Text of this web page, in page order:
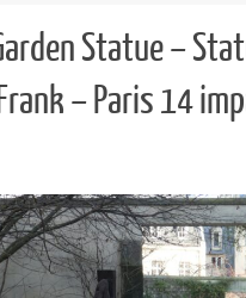
Statue –
– Paris 14